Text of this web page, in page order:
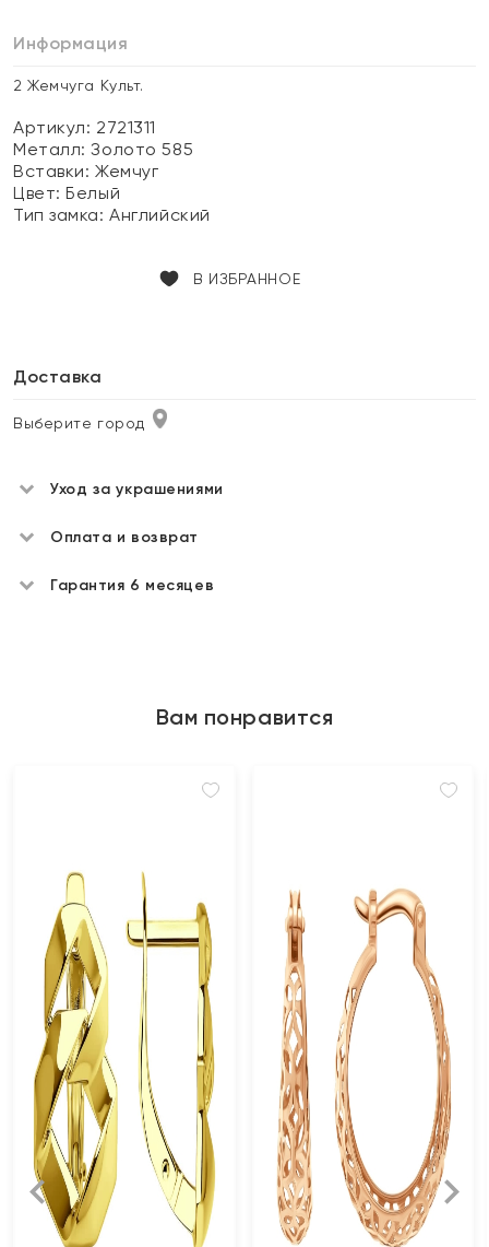
Информация
2 Жемчуга Культ.
Артикул: 2721311
Металл:Золото 585
Вставки:Жемчуг
Цвет:Белый
Тип замка:Английский
В ИЗБРАННОЕ
Доставка
Выберите город
Уход за украшениями
Оплата и возврат
Гарантия 6 месяцев
Вам понравится